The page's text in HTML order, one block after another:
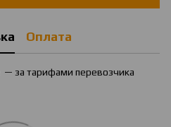
Оплата
— за тарифами перевозчика